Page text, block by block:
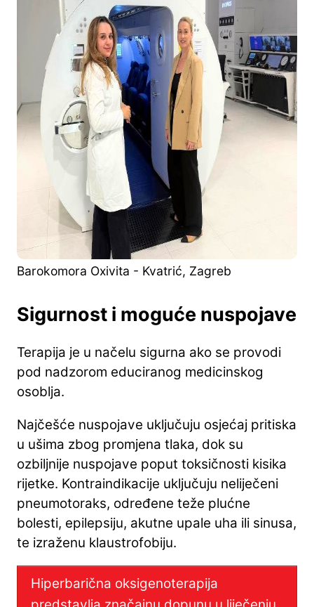
Barokomora Oxivita - Kvatrić, Zagreb
Sigurnost i moguće nuspojave
Terapija je u načelu sigurna ako se provodi
pod nadzorom educiranog medicinskog
osoblja.
Najčešće nuspojave uključuju osjećaj pritiska
u ušima zbog promjena tlaka, dok su
ozbiljnije nuspojave poput toksičnosti kisika
rijetke. Kontraindikacije uključuju neliječeni
pneumotoraks, određene teže plućne
bolesti, epilepsiju, akutne upale uha ili sinusa,
te izraženu klaustrofobiju.
Hiperbarična oksigenoterapija